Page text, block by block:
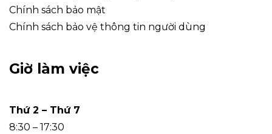
Chính sách bảo mật
Chính sách bảo vệ thông tin người dùng
Giờ làm việc
Thứ 2 – Thứ 7
8:30 – 17:30